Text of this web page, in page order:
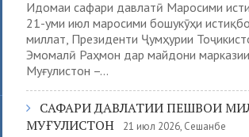
Идомаи сафари давлатӣ Маросими
21-уми июл маросими бошукӯҳи
миллат, Президенти Ҷумҳурии
Эмомалӣ Раҳмон дар майдони
Муғулистон –...
САФАРИ ДАВЛАТИИ ПЕШВОИ
МУҒУЛИСТОН
21 июл 2026, Сешанбе